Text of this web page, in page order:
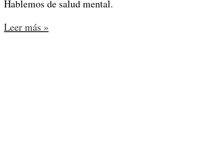
Hablemos de salud mental.
Leer más »